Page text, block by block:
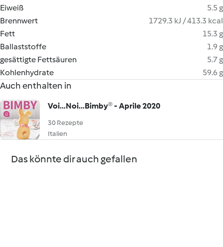
Eiweiß
5.5 g
Brennwert
1729.3 kJ / 413.3 kcal
Fett
15.3 g
Ballaststoffe
1.9 g
gesättigte Fettsäuren
5.7 g
Kohlenhydrate
59.6 g
Auch enthalten in
Voi...Noi...Bimby® - Aprile 2020
30 Rezepte
Italien
Das könnte dir auch gefallen